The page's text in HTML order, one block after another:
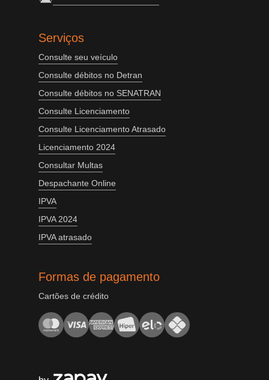
Serviços
Consulte seu veículo
Consulte débitos no Detran
Consulte débitos no SENATRAN
Consulte Licenciamento
Consulte Licenciamento Atrasado
Licenciamento 2024
Consultar Multas
Despachante Online
IPVA
IPVA 2024
IPVA atrasado
Formas de pagamento
Cartões de crédito